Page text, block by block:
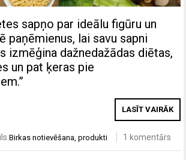
sapņo par ideālu figūru un
paņēmienus, lai savu sapni
izmēģina dažnedažādas diētas,
un pat ķeras pie
LASĪT VAIRĀK
Birkasnotievēšana,produkti 1 komentārs